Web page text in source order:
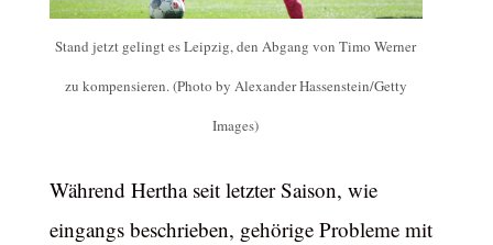
Stand jetzt gelingt es Leipzig, den Abgang von Timo Werner
zu kompensieren. (Photo by Alexander Hassenstein/Getty
Images)
Während Hertha seit letzter Saison, wie
eingangs beschrieben, gehörige Probleme mit